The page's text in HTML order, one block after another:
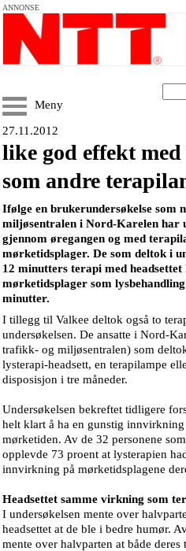
ANNONSE
Meny
27.11.2012
like god effekt
som andre
Ifølge en brukerundersøkelse som
miljøsentralen i Nord-Karelen har
gjennom øregangen og med
mørketidsplager. De som deltok i
12 minutters terapi med
mørketidsplager som
minutter.
I tillegg til Valkee deltok også to
undersøkelsen. De ansatte i Nord-
trafikk- og miljøsentralen) som
lysterapi-headsett, en terapilampe
disposisjon i tre måneder.
Undersøkelsen bekreftet tidligere
helt klart å ha en gunstig
mørketiden. Av de 32 personene
opplevde 73 proent at lysterapien
innvirkning på mørketidsplagene
Headsettet samme virkning som
I undersøkelsen mente over
headsettet at de ble i bedre humør.
mente over halvparten at både